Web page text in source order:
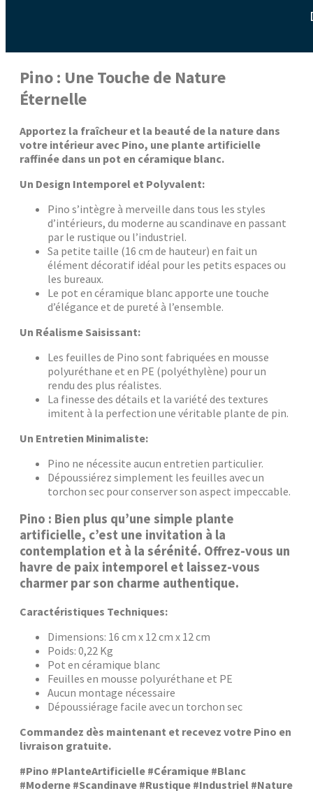
Pino : Une Touche de Nature
Éternelle
Apportez la fraîcheur et la beauté de la nature dans
votre intérieur avec Pino, une plante artificielle
raffinée dans un pot en céramique blanc.
Un Design Intemporel et Polyvalent:
Pino s’intègre à merveille dans tous les styles
d’intérieurs, du moderne au scandinave en passant
par le rustique ou l’industriel.
Sa petite taille (16 cm de hauteur) en fait un
élément décoratif idéal pour les petits espaces ou
les bureaux.
Le pot en céramique blanc apporte une touche
d’élégance et de pureté à l’ensemble.
Un Réalisme Saisissant:
Les feuilles de Pino sont fabriquées en mousse
polyuréthane et en PE (polyéthylène) pour un
rendu des plus réalistes.
La finesse des détails et la variété des textures
imitent à la perfection une véritable plante de pin.
Un Entretien Minimaliste:
Pino ne nécessite aucun entretien particulier.
Dépoussiérez simplement les feuilles avec un
torchon sec pour conserver son aspect impeccable.
Pino : Bien plus qu’une simple plante
artificielle, c’est une invitation à la
contemplation et à la sérénité. Offrez-vous un
havre de paix intemporel et laissez-vous
charmer par son charme authentique.
Caractéristiques Techniques:
Dimensions: 16 cm x 12 cm x 12 cm
Poids: 0,22 Kg
Pot en céramique blanc
Feuilles en mousse polyuréthane et PE
Aucun montage nécessaire
Dépoussiérage facile avec un torchon sec
Commandez dès maintenant et recevez votre Pino en
livraison gratuite.
#Pino #PlanteArtificielle #Céramique #Blanc
#Moderne #Scandinave #Rustique #Industriel #Nature